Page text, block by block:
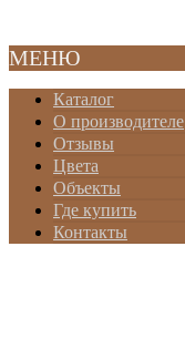
МЕНЮ
Каталог
О производителе
Отзывы
Цвета
Объекты
Где купить
Контакты